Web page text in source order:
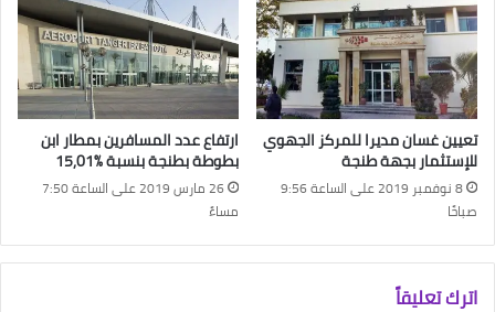
تعيين غسان مديرا للمركز الجهوي
للإستثمار بجهة طنجة
8 نوفمبر 2019 على الساعة 9:56
صباحًا
ارتفاع عدد المسافرين بمطار ابن
بطوطة بطنجة بنسبة %15,01
26 مارس 2019 على الساعة 7:50
مساءً
اترك تعليقاً